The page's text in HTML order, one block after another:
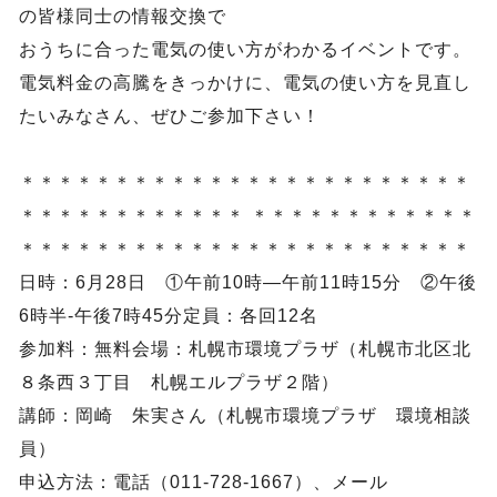
の皆様同士の情報交換で
おうちに合った電気の使い方がわかるイベントです。
電気料金の高騰をきっかけに、電気の使い方を見直し
たいみなさん、ぜひご参加下さい！
＊＊＊＊＊＊＊＊＊＊＊＊＊＊＊＊＊＊＊＊＊＊＊＊
＊＊＊＊＊＊＊＊＊＊＊＊ ＊＊＊＊＊＊＊＊＊＊＊＊
＊＊＊＊＊＊＊＊＊＊＊＊＊＊＊＊＊＊＊＊＊＊＊＊
日時：6月28日 ①午前10時―午前11時15分 ②午後
6時半-午後7時45分定員：各回12名
参加料：無料会場：札幌市環境プラザ（札幌市北区北
８条西３丁目 札幌エルプラザ２階）
講師：岡崎 朱実さん（札幌市環境プラザ 環境相談
員）
申込方法：電話（011-728-1667）、メール